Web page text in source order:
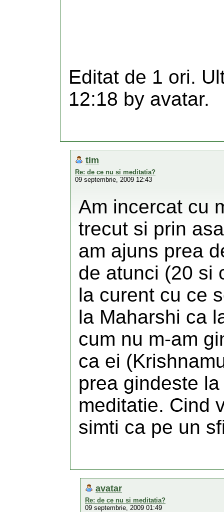
Editat de 1 ori.
12:18 by avatar.
tim
Re: de ce nu si meditatia?
09 septembrie, 2009 12:43
Am incercat cu
trecut si prin
am ajuns prea
de atunci (20 si
la curent cu ce
la Maharshi ca
cum nu m-am
ca ei
prea gindeste
meditatie. Cind
simti ca pe un
avatar
Re: de ce nu si meditatia?
09 septembrie, 2009 01:49